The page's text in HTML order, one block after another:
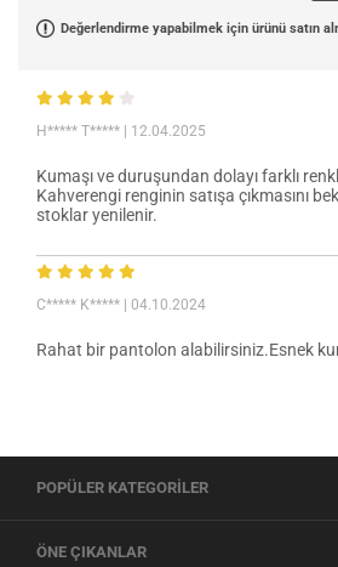
Değerlendirme yapabilmek için ürünü satın
H***** T***** | 12.04.2025
Kumaşı ve duruşundan dolayı farklı
Kahverengi renginin satışa çıkmasını
stoklar yenilenir.
C***** K***** | 04.10.2024
Rahat bir pantolon alabilirsiniz.Esnek
POPÜLER KATEGORİLER
ÖNE ÇIKANLAR